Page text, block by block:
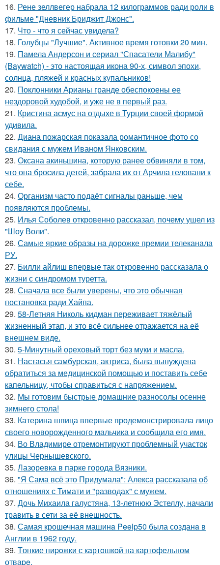
16. Рене зеллвегер набрала 12 килограммов ради роли в
фильме "Дневник Бриджит Джонс".
17. Что - что я сейчас увидела?
18. Голубцы "Лучшие". Активное время готовки 20 мин.
19. Памела Андерсон и сериал "Спасатели Малибу"
(Baywatch) - это настоящая икона 90-х, символ эпохи,
солнца, пляжей и красных купальников!
20. Поклонники Арианы гранде обеспокоены ее
нездоровой худобой, и уже не в первый раз.
21. Кристина асмус на отдыхе в Турции своей формой
удивила.
22. Диана пожарская показала романтичное фото со
свидания с мужем Иваном Янковским.
23. Оксана акиньшина, которую ранее обвиняли в том,
что она бросила детей, забрала их от Арчила геловани к
себе.
24. Организм часто подаёт сигналы раньше, чем
появляются проблемы.
25. Илья Соболев откровенно рассказал, почему ушел из
"Шоу Воли".
26. Самые яркие образы на дорожке премии телеканала
РУ.
27. Билли айлиш впервые так откровенно рассказала о
жизни с синдромом туретта.
28. Сначала все были уверены, что это обычная
постановка ради Хайпа.
29. 58-Летняя Николь кидман переживает тяжёлый
жизненный этап, и это всё сильнее отражается на её
внешнем виде.
30. 5-Минутный ореховый торт без муки и масла.
31. Настасья самбурская, актриса, была вынуждена
обратиться за медицинской помощью и поставить себе
капельницу, чтобы справиться с напряжением.
32. Мы готовим быстрые домашние разносолы осенне
зимнего стола!
33. Катерина шпица впервые продемонстрировала лицо
своего новорожденного мальчика и сообщила его имя.
34. Во Владимире отремонтируют проблемный участок
улицы Чернышевского.
35. Лазоревка в парке города Вязники.
36. "Я Сама всё это Придумала": Алекса рассказала об
отношениях с Тимати и "разводах" с мужем.
37. Дочь Михаила галустяна, 13-летнюю Эстеллу, начали
травить в сети за её внешность.
38. Самая крошечная машинa Peelp50 была созданa в
Англии в 1962 году.
39. Tонкие пиpoжки с кaртoшкoй на картoфeльном
отваpe.